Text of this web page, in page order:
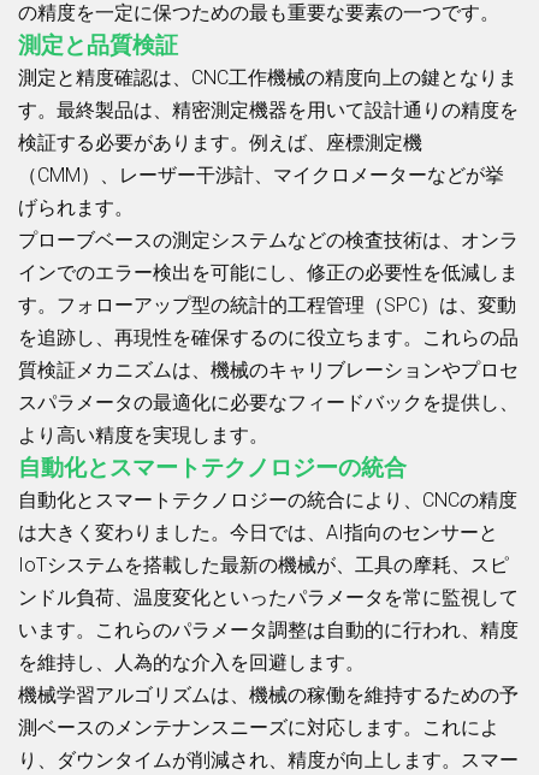
の精度を一定に保つための最も重要な要素の一つです。
測定と品質検証
測定と精度確認は、CNC工作機械の精度向上の鍵となりま
す。最終製品は、精密測定機器を用いて設計通りの精度を
検証する必要があります。例えば、座標測定機
（CMM）、レーザー干渉計、マイクロメーターなどが挙
げられます。
プローブベースの測定システムなどの検査技術は、オンラ
インでのエラー検出を可能にし、修正の必要性を低減しま
す。フォローアップ型の統計的工程管理（SPC）は、変動
を追跡し、再現性を確保するのに役立ちます。これらの品
質検証メカニズムは、機械のキャリブレーションやプロセ
スパラメータの最適化に必要なフィードバックを提供し、
より高い精度を実現します。
自動化とスマートテクノロジーの統合
自動化とスマートテクノロジーの統合により、CNCの精度
は大きく変わりました。今日では、AI指向のセンサーと
IoTシステムを搭載した最新の機械が、工具の摩耗、スピ
ンドル負荷、温度変化といったパラメータを常に監視して
います。これらのパラメータ調整は自動的に行われ、精度
を維持し、人為的な介入を回避します。
機械学習アルゴリズムは、機械の稼働を維持するための予
測ベースのメンテナンスニーズに対応します。これによ
り、ダウンタイムが削減され、精度が向上します。スマー